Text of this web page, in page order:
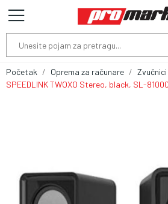
Početak Oprema za računare Zvučnici
SPEEDLINK TWOXO Stereo, black, SL-